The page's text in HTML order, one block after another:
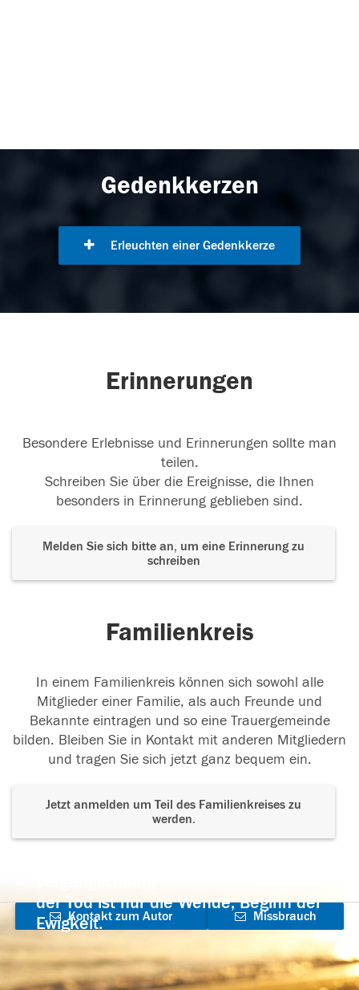
Gedenkkerzen
Erleuchten einer Gedenkkerze
Erinnerungen
Besondere Erlebnisse und Erinnerungen sollte man
teilen.
Schreiben Sie über die Ereignisse, die Ihnen
besonders in Erinnerung geblieben sind.
Melden Sie sich bitte an, um eine Erinnerung zu
schreiben
Familienkreis
In einem Familienkreis können sich sowohl alle
Mitglieder einer Familie, als auch Freunde und
Bekannte eintragen und so eine Trauergemeinde
bilden. Bleiben Sie in Kontakt mit anderen Mitgliedern
und tragen Sie sich jetzt ganz bequem ein.
Jetzt anmelden um Teil des Familienkreises zu
werden.
der Tod ist nur die Wende, Beginn der
Ewigkeit.
Kontakt zum Autor
aufnehmen
Missbrauch